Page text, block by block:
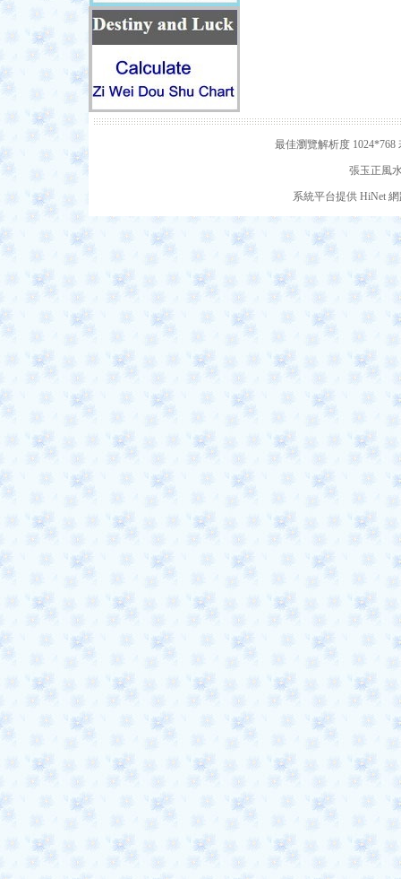
最佳瀏覽解析度
張玉正風
系統平台提供 HiNet